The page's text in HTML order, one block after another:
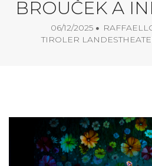
BROUČEK A
06/12/2025
TIROLER